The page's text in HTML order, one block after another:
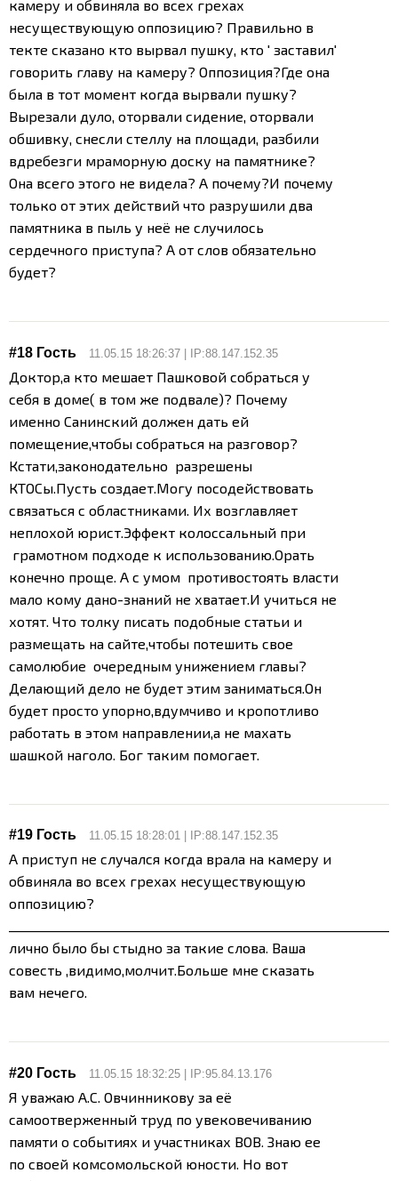
камеру и обвиняла во всех грехах
несуществующую оппозицию? Правильно в
текте сказано кто вырвал пушку, кто ' заставил'
говорить главу на камеру? Оппозиция?Где она
была в тот момент когда вырвали пушку?
Вырезали дуло, оторвали сидение, оторвали
обшивку, снесли стеллу на площади, разбили
вдребезги мраморную доску на памятнике?
Она всего этого не видела? А почему?И почему
только от этих действий что разрушили два
памятника в пыль у неё не случилось
сердечного приступа? А от слов обязательно
будет?
#18 Гость 11.05.15 18:26:37 | IP:88.147.152.35
Доктор,а кто мешает Пашковой собраться у
себя в доме( в том же подвале)? Почему
именно Санинский должен дать ей
помещение,чтобы собраться на разговор?
Кстати,законодательно разрешены
КТОСы.Пусть создает.Могу посодействовать
связаться с областниками. Их возглавляет
неплохой юрист.Эффект колоссальный при
грамотном подходе к использованию.Орать
конечно проще. А с умом противостоять власти
мало кому дано-знаний не хватает.И учиться не
хотят. Что толку писать подобные статьи и
размещать на сайте,чтобы потешить свое
самолюбие очередным унижением главы?
Делающий дело не будет этим заниматься.Он
будет просто упорно,вдумчиво и кропотливо
работать в этом направлении,а не махать
шашкой наголо. Бог таким помогает.
#19 Гость 11.05.15 18:28:01 | IP:88.147.152.35
А приступ не случался когда врала на камеру и
обвиняла во всех грехах несуществующую
оппозицию?
лично было бы стыдно за такие слова. Ваша
совесть ,видимо,молчит.Больше мне сказать
вам нечего.
#20 Гость 11.05.15 18:32:25 | IP:95.84.13.176
Я уважаю А.С. Овчинникову за её
самоотверженный труд по увековечиванию
памяти о событиях и участниках ВОВ. Знаю ее
по своей комсомольской юности. Но вот